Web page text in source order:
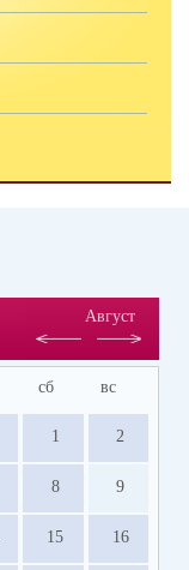
Август
сб вс
1 2
8 9
15 16